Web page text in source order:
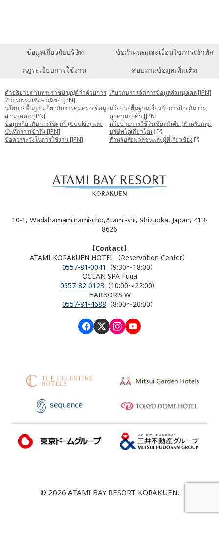
ข้อมูลเกี่ยวกับบริษัท
ข้อกำหนดและเงื่อนไขการเข้าพัก
กฎระเบียบการใช้งาน
สอบถามข้อมูลเพิ่มเติม
คำอธิบายตามพระราชบัญญัติว่าด้วยการ
ทำธุรกรรมเชิงพาณิชย์ [JPN]
เกี่ยวกับการจัดการข้อมูลส่วนบุคคล [JPN]
นโยบายพื้นฐานเกี่ยวกับการคุ้มครองข้อมูล
ส่วนบุคคล [JPN]
นโยบายพื้นฐานเกี่ยวกับการป้องกันการ
คุกคามลูกค้า [JPN]
ข้อมูลเกี่ยวกับการใช้คุกกี้ (Cookie) และ
บันทึกการเข้าถึง [JPN]
นโยบายการใช้โซเชียลมีเดีย (สำหรับกลุ่ม
บริษัทโตเกียวโดม)
ข้อควรระวังในการใช้งาน [JPN]
สำหรับสื่อมวลชนและผู้ที่เกี่ยวข้อง
10-1, Wadahamaminami-cho,Atami-shi, Shizuoka, Japan, 413-
8626
【Contact】
ATAMI KORAKUEN HOTEL（Reservation Center）
0557-81-0041
（9:30～18:00）
OCEAN SPA Fuua
0557-82-0123 （10:00～22:00）
HARBOR’S W
0557-81-4688 （8:00～20:00）
© 2026 ATAMI BAY RESORT KORAKUEN.